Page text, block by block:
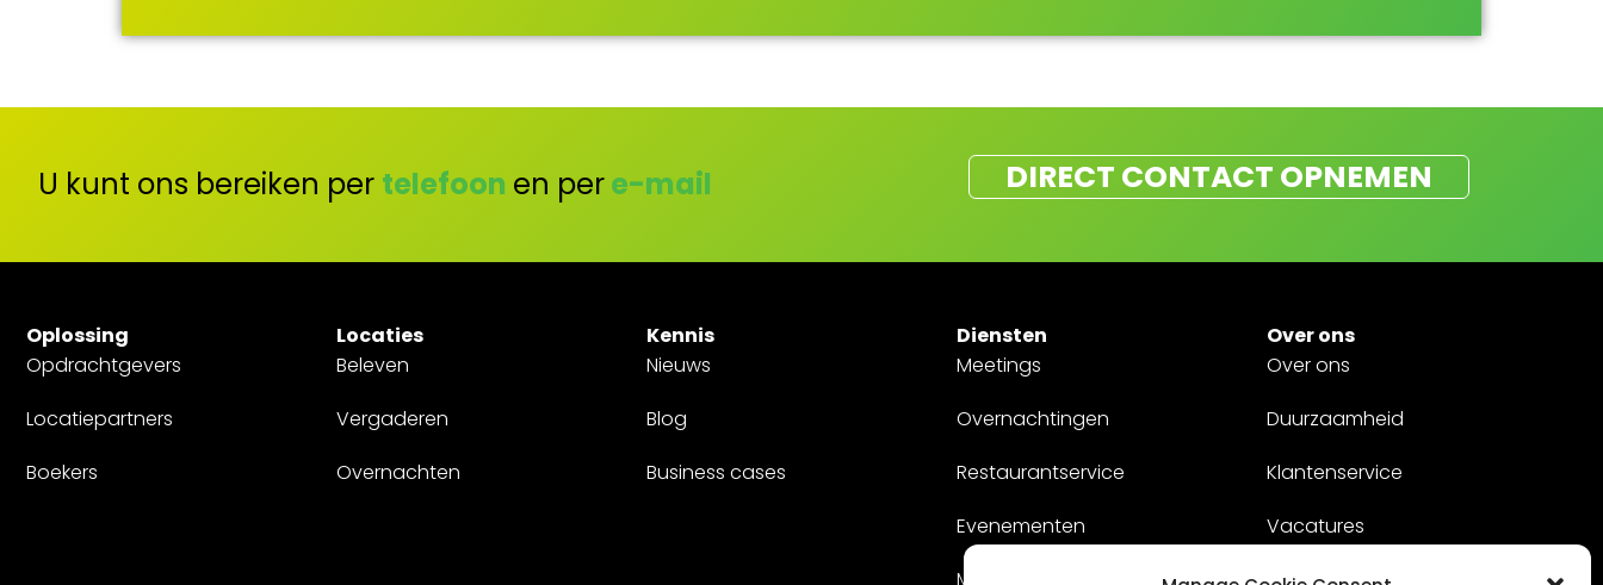
U kunt ons bereiken per telefoon en pere-mail DIRECT CONTACT OPNEMEN
Oplossing
Opdrachtgevers
Locatiepartners
Boekers
Locaties
Beleven
Vergaderen
Overnachten
Kennis
Nieuws
Blog
Business cases
Diensten
Meetings
Overnachtingen
Restaurantservice
Evenementen
Maatwerk
Over ons
Over ons
Duurzaamheid
Klantenservice
Vacatures
Contact